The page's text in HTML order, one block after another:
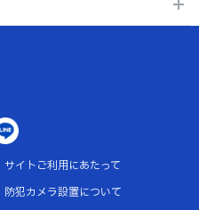
サイトご利用にあたって
防犯カメラ設置について